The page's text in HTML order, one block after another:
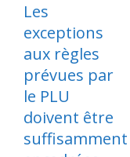
Les
exceptions
aux règles
prévues par
le PLU
doivent être
suffisamment